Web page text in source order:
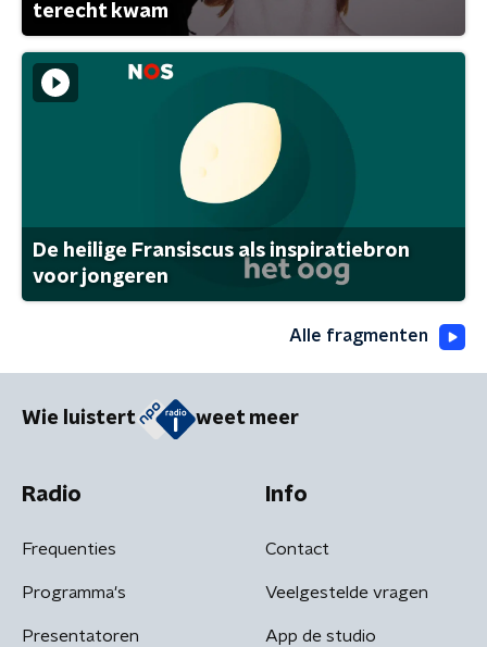
terecht kwam
De heilige Fransiscus als inspiratiebron
voor jongeren
Alle fragmenten
Wie luistert weet meer
Radio
Frequenties
Programma's
Presentatoren
Info
Contact
Veelgestelde vragen
App de studio